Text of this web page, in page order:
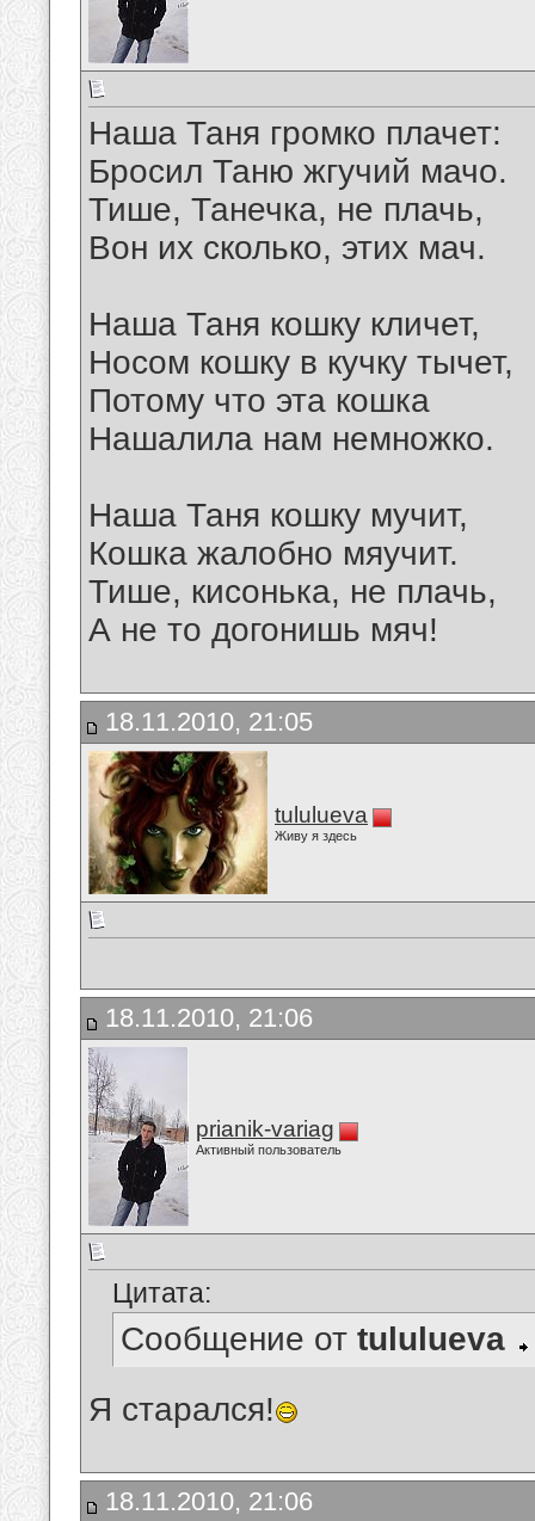
Наша Таня громко плачет:
Бросил Таню жгучий мачо.
Тише, Танечка, не плачь,
Вон их сколько, этих мач.
Наша Таня кошку кличет,
Носом кошку в кучку тычет,
Потому что эта кошка
Нашалила нам немножко.
Наша Таня кошку мучит,
Кошка жалобно мяучит.
Тише, кисонька, не плачь,
А не то догонишь мяч!
18.11.2010, 21:05
tululueva
Живу я здесь
18.11.2010, 21:06
prianik-variag
Активный пользователь
Цитата:
Сообщение от tululueva
Я старался!
18.11.2010, 21:06